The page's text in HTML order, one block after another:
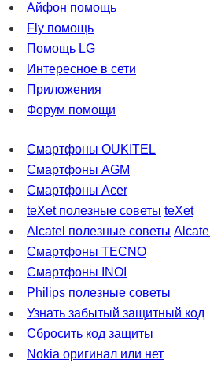
Айфон помощь
Fly помощь
Помощь LG
Интересное в сети
Приложения
Форум помощи
Смартфоны OUKITEL
Смартфоны AGM
Смартфоны Acer
teXet полезные советы teXet
Alcatel полезные советы Alcatel
Смартфоны TECNO
Смартфоны INOI
Philips полезные советы
Узнать забытый защитный код
Сбросить код защиты
Nokia оригинал или нет